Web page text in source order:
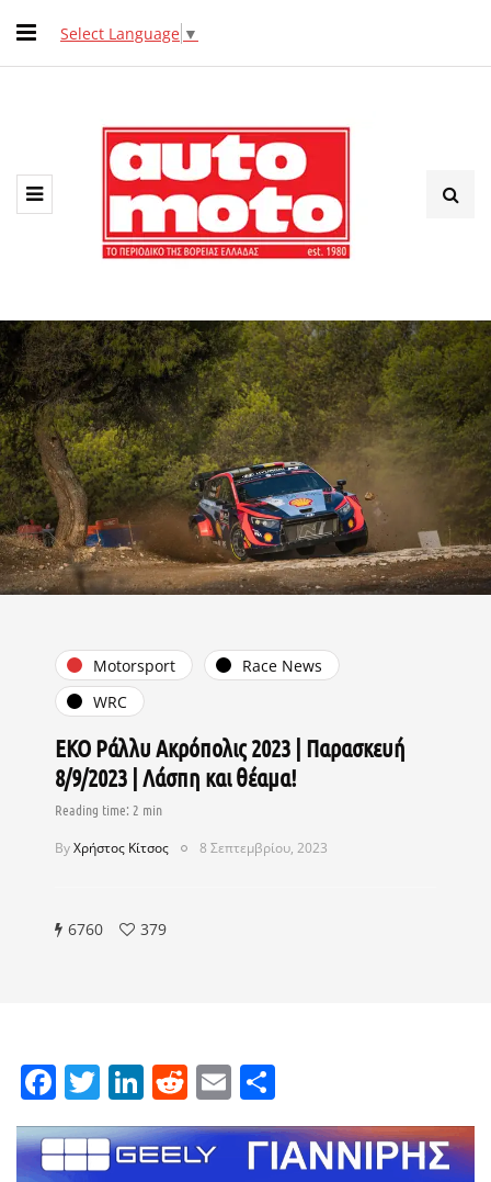
Select Language ▼
Motorsport
Race News
WRC
ΕΚΟ Ράλλυ Ακρόπολις 2023 | Παρασκευή
8/9/2023 | Λάσπη και θέαμα!
ByΧρήστος Κίτσος 8 Σεπτεμβρίου, 2023
6760 379
Facebook
Twitter
LinkedIn
Reddit
Email